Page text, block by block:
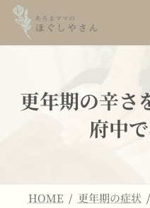
ン
ー
更年期の辛さ
府中
HOME
更年期の症状